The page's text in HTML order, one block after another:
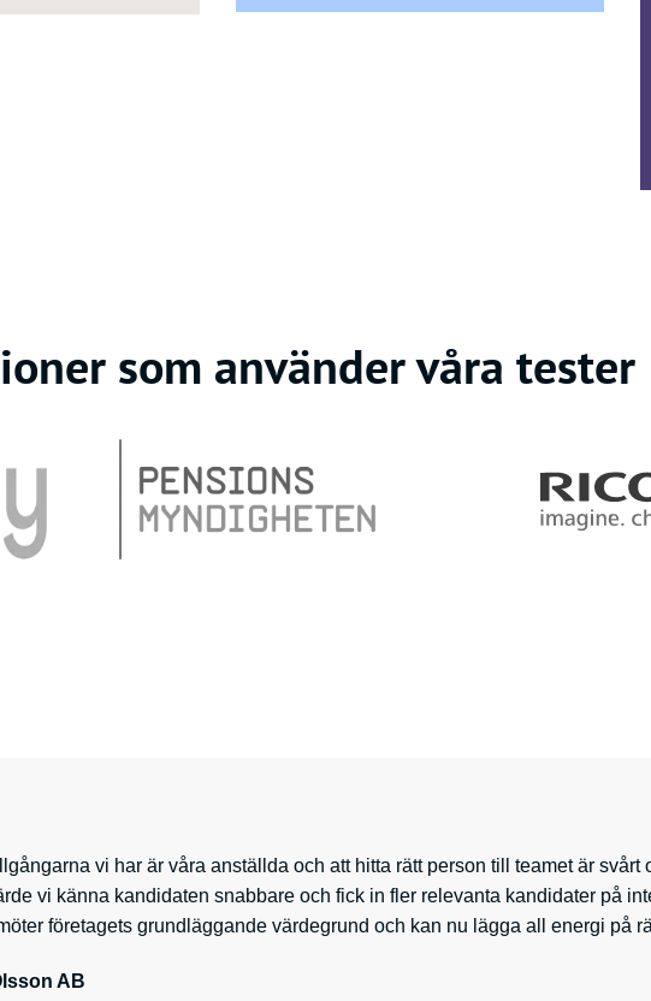
som använder våra tester
vi har är våra anställda och att hitta rätt person till teamet är
vi känna kandidaten snabbare och fick in fler relevanta kandidater på
företagets grundläggande värdegrund och kan nu lägga all energi på
AB